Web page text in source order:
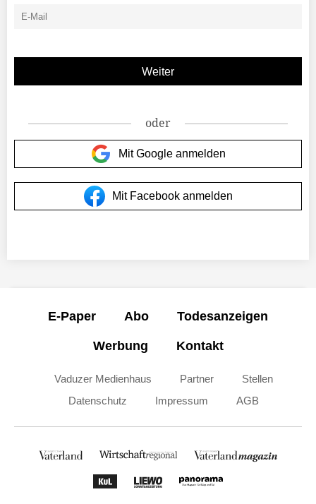
oder
Mit Google anmelden
Mit Facebook anmelden
E-Paper Abo Todesanzeigen
Werbung Kontakt
Vaduzer Medienhaus Partner
Stellen
Datenschutz
Impressum AGB